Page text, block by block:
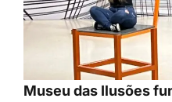
Museu das Ilusões